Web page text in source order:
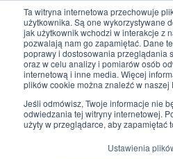
Ta witryna internetowa przechowuje
użytkownika. Są one wykorzystywane
jak użytkownik wchodzi w interakcje z
pozwalają nam go zapamiętać. Dane
poprawy i dostosowania przeglądania
oraz w celu analizy i pomiarów osób
internetową i inne media. Więcej
plików cookie można znaleźć w naszej
Jeśli odmówisz, Twoje informacje nie
odwiedzania tej witryny internetowej.
użyty w przeglądarce, aby zapamiętać
Ustawienia
Przejdź do treści
+48 507 498 341
sklep@ksiegarniamagiczna.pl
sklep internetowy 24h/7
Wyszukiwarka produktów